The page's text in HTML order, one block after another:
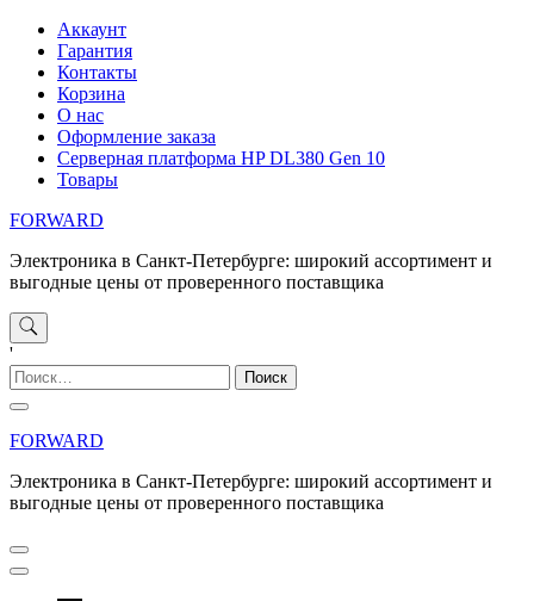
Перейти
содержимому
Аккаунт
Гарантия
Контакты
Корзина
О нас
Оформление заказа
Серверная платформа HP DL380 Gen 10
Товары
FORWARD
Электроника в Санкт-Петербурге: широкий ассортимент и
выгодные цены от проверенного поставщика
'
Найти:
FORWARD
Электроника в Санкт-Петербурге: широкий ассортимент и
выгодные цены от проверенного поставщика